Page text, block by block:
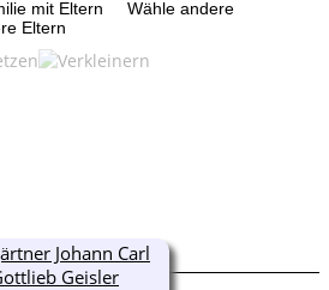
mit Eltern
Wähle andere
Eltern
Johann Carl
Geisler